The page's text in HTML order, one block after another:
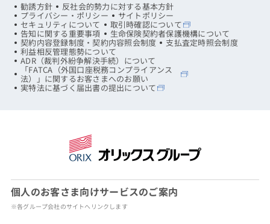
勧誘方針 反社会的勢力に対する基本方針
プライバシー・ポリシー サイトポリシー
セキュリティについて 取引時確認について
告知に関する重要事項 生命保険契約者保護機構について
契約内容登録制度・契約内容照会制度 支払査定時照会制度
利益相反管理態勢について
ADR（裁判外紛争解決手続）について
「FATCA（外国口座税務コンプライアンス
法）」に関するお客さまへのお願い
実特法に基づく届出書の提出について
個人のお客さま向けサービスのご案内
※各グループ会社のサイトへリンクします